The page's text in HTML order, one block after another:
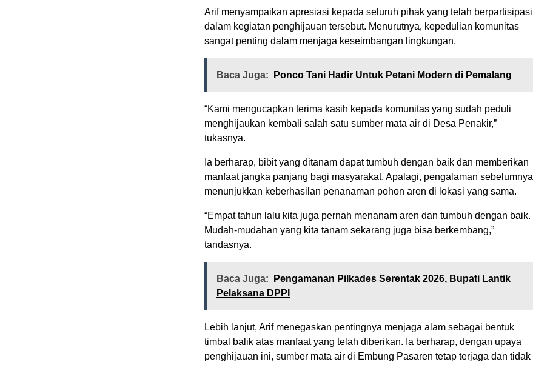
Arif menyampaikan apresiasi kepada seluruh pihak yang telah berpartisipasi
dalam kegiatan penghijauan tersebut. Menurutnya, kepedulian komunitas
sangat penting dalam menjaga keseimbangan lingkungan.
Baca Juga: Ponco Tani Hadir Untuk Petani Modern di Pemalang
“Kami mengucapkan terima kasih kepada komunitas yang sudah peduli
menghijaukan kembali salah satu sumber mata air di Desa Penakir,”
tukasnya.
Ia berharap, bibit yang ditanam dapat tumbuh dengan baik dan memberikan
manfaat jangka panjang bagi masyarakat. Apalagi, pengalaman sebelumnya
menunjukkan keberhasilan penanaman pohon aren di lokasi yang sama.
“Empat tahun lalu kita juga pernah menanam aren dan tumbuh dengan baik.
Mudah-mudahan yang kita tanam sekarang juga bisa berkembang,”
tandasnya.
Baca Juga:
Pengamanan Pilkades Serentak 2026, Bupati Lantik
Pelaksana DPPI
Lebih lanjut, Arif menegaskan pentingnya menjaga alam sebagai bentuk
timbal balik atas manfaat yang telah diberikan. Ia berharap, dengan upaya
penghijauan ini, sumber mata air di Embung Pasaren tetap terjaga dan tidak